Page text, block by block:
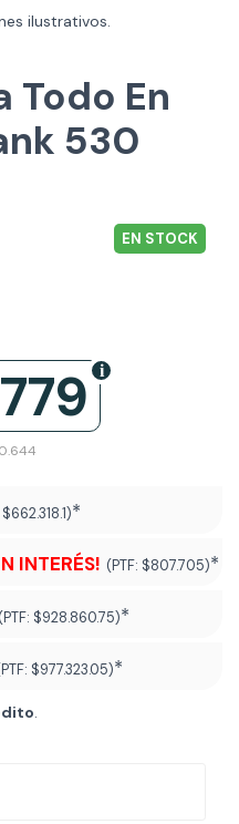
ilustrativos.
Todo En
530
EN STOCK
$662.318.1)*
INTERÉS! (PTF: $807.705)*
$928.860.75)*
$977.323.05)*
.